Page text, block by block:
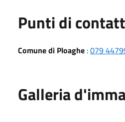
Punti di
Comune di Ploaghe :079
Galleria